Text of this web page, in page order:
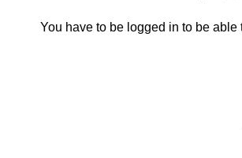
You have to be logged in to be able